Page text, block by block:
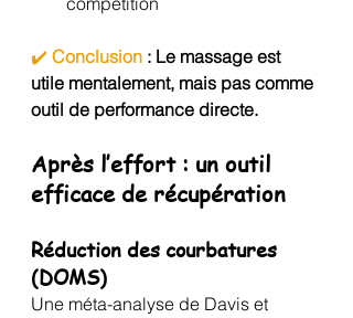
✔️ Conclusion : Le massage est
utile mentalement, mais pas comme
outil de performance directe.
Après l’effort : un outil
efficace de récupération
Réduction des courbatures
(DOMS)
Une méta-analyse de Davis et